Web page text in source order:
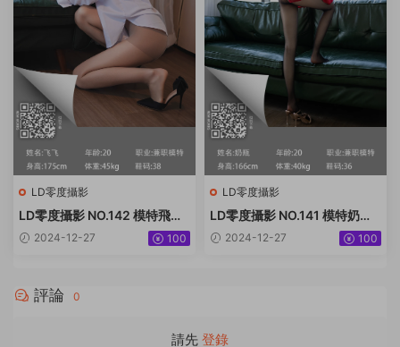
LD零度攝影
LD零度攝影 NO.142 模特飛飛
[49P+47.3MB]
2024-12-27 100
LD零度攝影
LD零度攝影 NO.141 模特奶瓶
[51P+41.2MB]
2024-12-27 100
評論 0
請先 登錄